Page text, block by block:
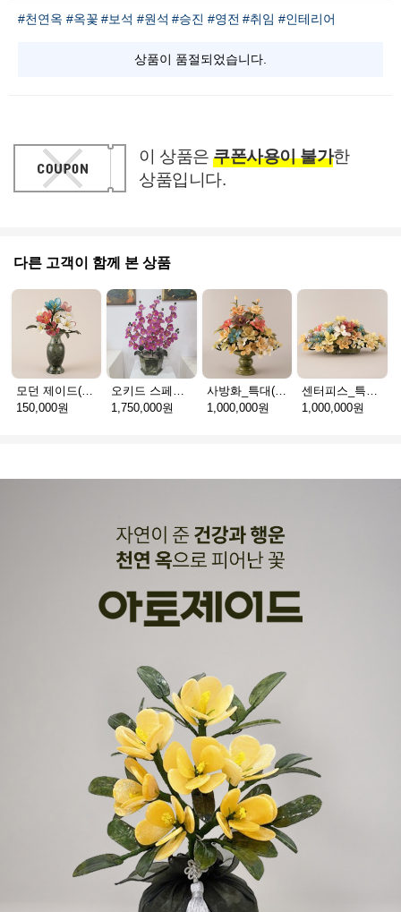
#천연옥 #옥꽃 #보석 #원석 #승진 #영전 #취임 #인테리어
상품이 품절되었습니다.
이 상품은 쿠폰사용이 불가한
상품입니다.
다른 고객이 함께 본 상품
모던 제이드(천연옥꽃_택배)
150,000원
오키드 스페셜(천연옥꽃_택배)
1,750,000원
사방화_특대(천연옥꽃_택배)
1,000,000원
센터피스_특대(천연옥꽃_택배)
1,000,000원